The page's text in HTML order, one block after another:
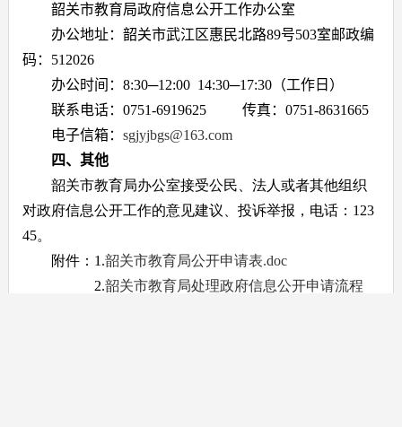
韶关市教育局政府信息公开工作办公室
办公地址：韶关市武江区惠民北路89号503室邮政编
码： 512026
办公时间： 8:30─12:00 14:30─17:30（工作日）
联系电话： 0751-6919625 传真： 0751-8631665
电子信箱： sgjyjbgs@163.com
四、其他
韶关市教育局办公室接受公民、法人或者其他组织
对政府信息公开工作的意见建议、投诉举报，电话：123
45。
附件：1.韶关市教育局公开申请表.doc
2.韶关市教育局处理政府信息公开申请流程